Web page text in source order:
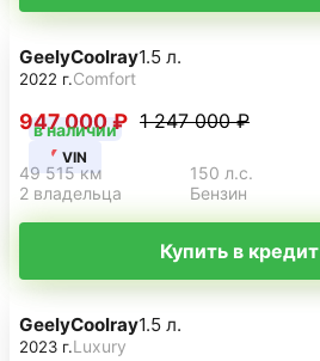
в наличии
VIN
GeelyCoolray1.5 л.
2022 г.Comfort
947 000 ₽ 1 247 000 ₽
49 515 км 150 л.с.
2 владельца
Бензин
Купить в кредит
GeelyCoolray1.5 л.
2023 г.Luxury